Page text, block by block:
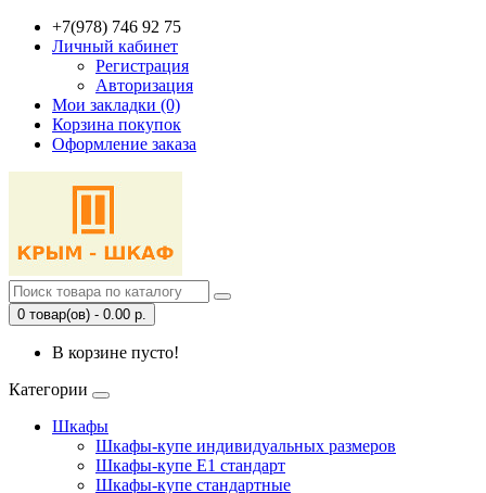
+7(978) 746 92 75
Личный кабинет
Регистрация
Авторизация
Мои закладки (0)
Корзина покупок
Оформление заказа
0 товар(ов) - 0.00 р.
В корзине пусто!
Категории
Шкафы
Шкафы-купе индивидуальных размеров
Шкафы-купе Е1 стандарт
Шкафы-купе стандартные